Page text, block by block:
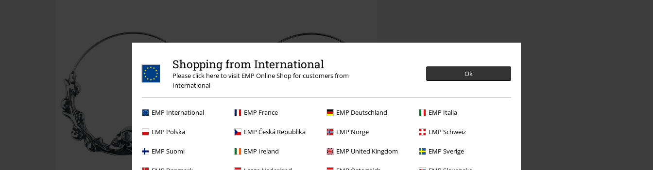
Shopping from International
Please click here to visit EMP Online Shop for customers from
International
Ok
EMP International EMP France EMP Deutschland EMP Italia
EMP Polska EMP Česká Republika EMP Norge EMP Schweiz
EMP Suomi EMP Ireland EMP United Kingdom EMP Sverige